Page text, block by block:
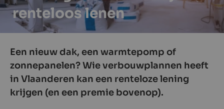
renteloos lenen
Een nieuw dak, een warmtepomp of
zonnepanelen? Wie verbouwplannen heeft
in Vlaanderen kan een renteloze lening
krijgen (en een premie bovenop).